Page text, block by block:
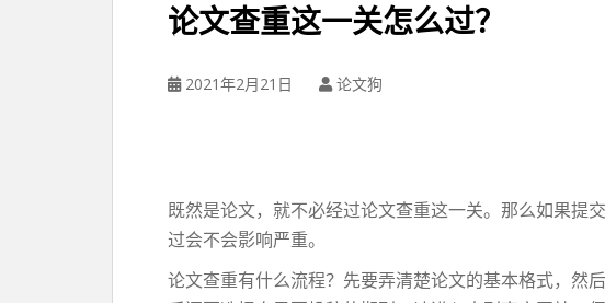
论文查重这一关怎么过？
2021年2月21日 论文狗
既然是论文，就不必经过论文查重这一关。那么如果提
过会不会影响严重。
论文查重有什么流程？先要弄清楚论文的基本格式，然